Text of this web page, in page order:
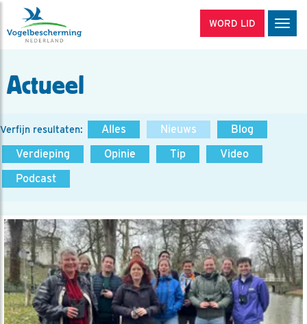
WORD LID
Actueel
Verfijn resultaten: Alles Nieuws
Blog
Verdieping
Opinie Tip
Video
Podcast